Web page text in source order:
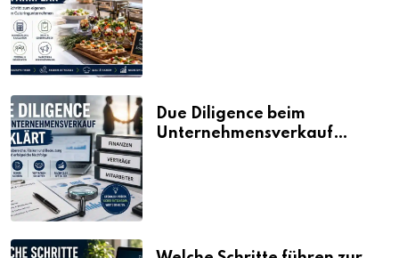
Due Diligence beim
Unternehmensverkauf